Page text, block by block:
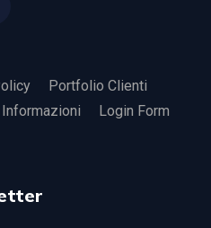
Portfolio Clienti
Informazioni
Login Form